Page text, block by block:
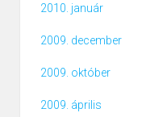
2010. január
2009. december
2009. október
2009. április